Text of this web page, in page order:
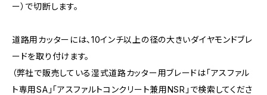
ー）で切断します。
道路用カッターには、10インチ以上の径の大きいダイヤモンドブレ
ードを取り付けます。
（弊社で販売している湿式道路カッター用ブレードは「アスファル
ト専用SA」「アスファルトコンクリート兼用NSR」で検索してくださ